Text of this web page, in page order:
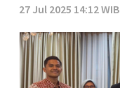
27 Jul 2025 14:12 WIB